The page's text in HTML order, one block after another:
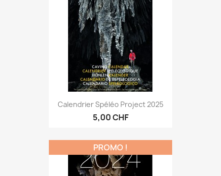
Calendrier Spéléo Project 2025
5,00 CHF
PROMO !